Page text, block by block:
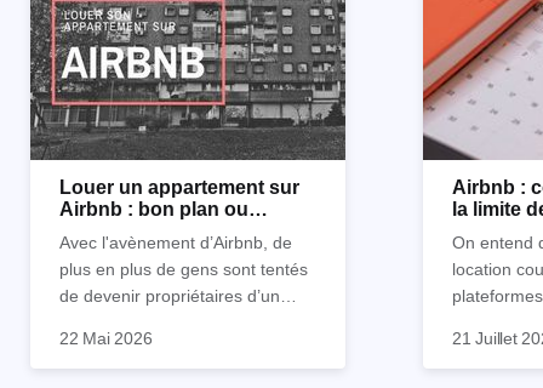
Louer un appartement sur
Airbnb : bon plan ou
Avec l'avènement d’Airbnb, de
plus en plus de gens sont tentés
de devenir propriétaires d’un
suite. On compte environ 25 000
22 Mai 2026
Airbnb :
la limite
On entend
location
Je vais
21 Juillet